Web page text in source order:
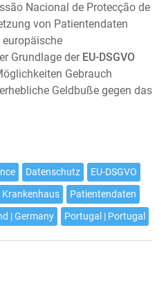
Nacional de Protecção de
von Patientendaten
Grundlage der EU-DSGVO
Gebrauch
Geldbuße gegen das
Datenschutz
EU-DSGVO
Krankenhaus
Patientendaten
| Germany Portugal | Portugal